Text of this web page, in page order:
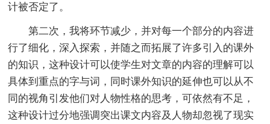
计被否定了。
第二次，我将环节减少，并对每一个部分的内容进
行了细化，深入探索，并随之而拓展了许多引入的课外
的知识，这种设计可以使学生对文章的内容的理解可以
具体到重点的字与词，同时课外知识的延伸也可以从不
同的视角引发他们对人物性格的思考，可依然有不足，
这种设计过分地强调突出课文内容及人物却忽视了现实